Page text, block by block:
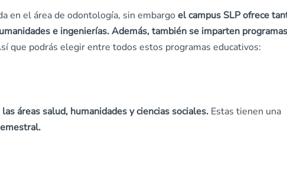
en el área de odontología, sin embargo el campus SLP ofrece
e ingenierías. Además, también se imparten
que podrás elegir entre todos estos programas educativos:
áreas salud, humanidades y ciencias sociales. Estas tienen una